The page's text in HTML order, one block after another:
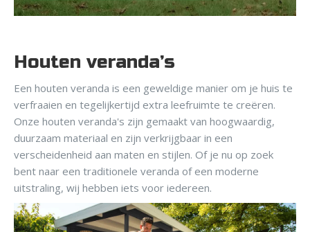
Houten veranda’s
Een houten veranda is een geweldige manier om je huis te
verfraaien en tegelijkertijd extra leefruimte te creëren.
Onze houten veranda's zijn gemaakt van hoogwaardig,
duurzaam materiaal en zijn verkrijgbaar in een
verscheidenheid aan maten en stijlen. Of je nu op zoek
bent naar een traditionele veranda of een moderne
uitstraling, wij hebben iets voor iedereen.